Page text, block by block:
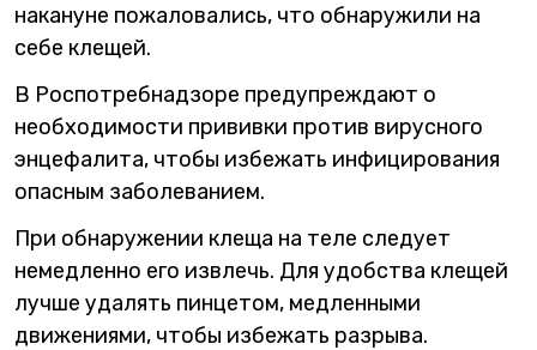
накануне пожаловались, что обнаружили на
себе клещей.
В Роспотребнадзоре предупреждают о
необходимости прививки против вирусного
энцефалита, чтобы избежать инфицирования
опасным заболеванием.
При обнаружении клеща на теле следует
немедленно его извлечь. Для удобства клещей
лучше удалять пинцетом, медленными
движениями, чтобы избежать разрыва.